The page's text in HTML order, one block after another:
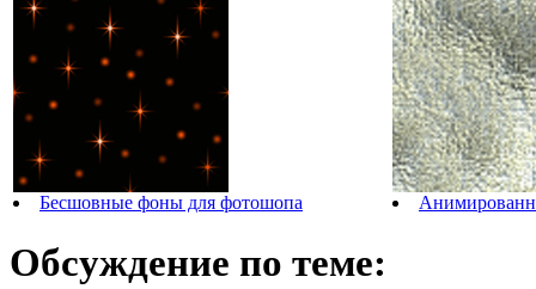
Бесшовные фоны для фотошопа
Обсуждение по теме: